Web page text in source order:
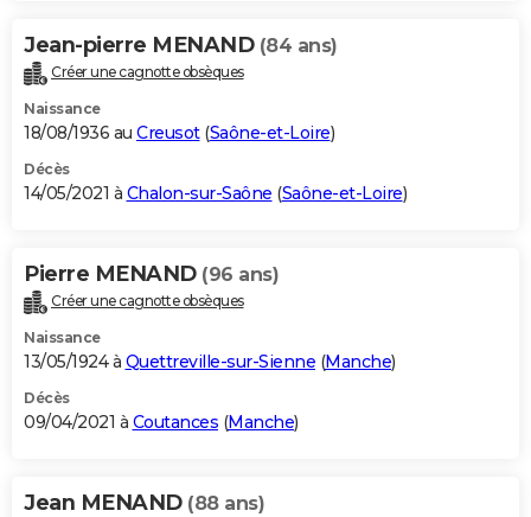
Jean-pierre MENAND (84 ans)
Créer une cagnotte obsèques
Naissance
18/08/1936 au Creusot(Saône-et-Loire)
Décès
14/05/2021 à Chalon-sur-Saône (Saône-et-Loire)
Pierre MENAND (96 ans)
Créer une cagnotte obsèques
Naissance
13/05/1924 à Quettreville-sur-Sienne (Manche)
Décès
09/04/2021 à Coutances (Manche)
Jean MENAND (88 ans)